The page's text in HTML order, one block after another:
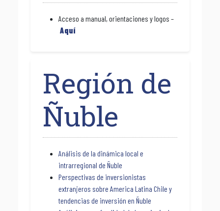
Acceso a manual, orientaciones y logos –
Aquí
Región de
Ñuble
Análisis de la dinámica local e
intrarregional de Ñuble
Perspectivas de inversionistas
extranjeros sobre America Latina Chile y
tendencias de inversión en Ñuble